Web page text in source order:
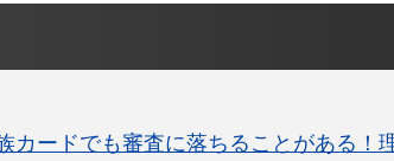
カードでも審査に落ちることがある！